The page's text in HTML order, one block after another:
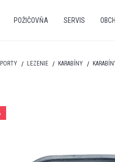
POŽIČOVŇA SERVIS
LEZENIE KARABÍNY